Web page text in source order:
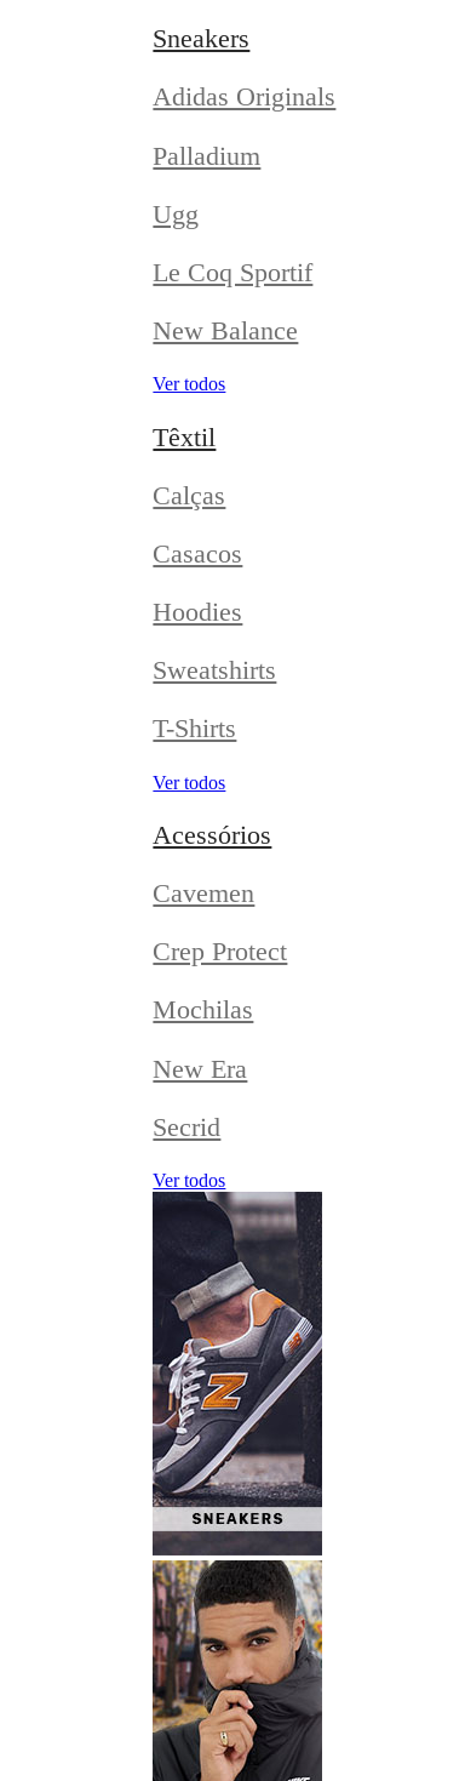
Sneakers
Adidas Originals
Palladium
Ugg
Le Coq Sportif
New Balance
Ver todos
Têxtil
Calças
Casacos
Hoodies
Sweatshirts
T-Shirts
Ver todos
Acessórios
Cavemen
Crep Protect
Mochilas
New Era
Secrid
Ver todos